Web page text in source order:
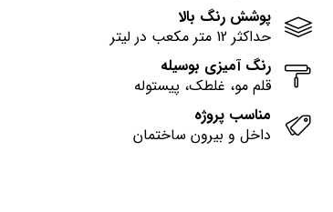
پوشش رنگ بالا
حداکثر 12 متر مکعب در لیتر
رنگ آمیزی بوسیله
قلم مو، غلطک، پیستوله
مناسب پروژه
داخل و بیرون ساختمان